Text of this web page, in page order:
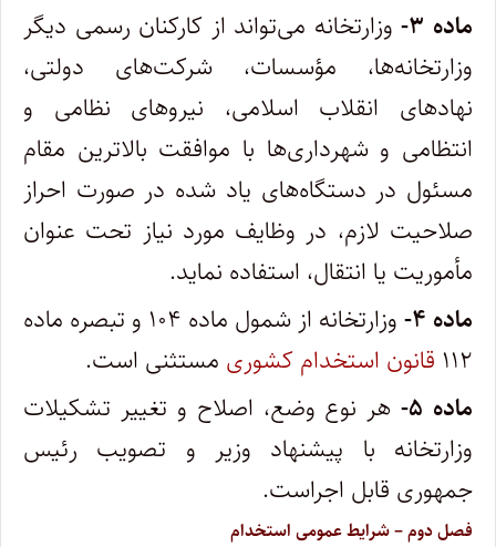
‌ماده ۳-
وزارتخانه می‌تواند از کارکنان رسمی دیگر
وزارتخانه‌ها، مؤسسات، شرکت‌های دولتی،
نهادهای انقلاب اسلامی، نیروهای نظامی و‌
انتظامی و شهرداری‌ها با موافقت بالاترین مقام
مسئول در دستگاه‌های یاد شده در صورت احراز
صلاحیت لازم، در وظایف مورد نیاز تحت عنوان‌
مأموریت یا انتقال، استفاده نماید.
‌ماده ۴-
وزارتخانه از شمول ماده ۱۰۴ و تبصره ماده
۱۱۲ قانون استخدام کشوری مستثنی است.
‌ماده ۵-
هر نوع وضع، اصلاح و تغییر تشکیلات
وزارتخانه با پیشنهاد وزیر و تصویب رئیس
جمهوری قابل اجراست.
‌فصل دوم – شرایط عمومی استخدام